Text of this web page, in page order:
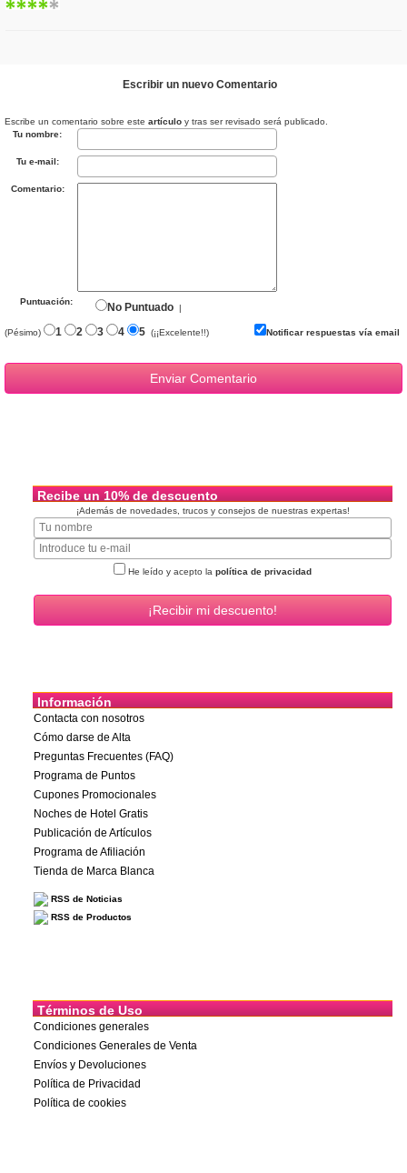
Escribir un nuevo Comentario
Escribe un comentario sobre este artículo y tras ser revisado será publicado.
Tu nombre:
Tu e-mail:
Comentario:
Puntuación: No Puntuado |
(Pésimo) 1 2 3 4 5 (¡¡Excelente!!) Notificar respuestas vía email
Recibe un 10% de descuento
¡Además de novedades, trucos y consejos de nuestras expertas!
He leído y acepto la política de privacidad
Información
Contacta con nosotros
Cómo darse de Alta
Preguntas Frecuentes (FAQ)
Programa de Puntos
Cupones Promocionales
Noches de Hotel Gratis
Publicación de Artículos
Programa de Afiliación
Tienda de Marca Blanca
RSS de Noticias
RSS de Productos
Términos de Uso
Condiciones generales
Condiciones Generales de Venta
Envíos y Devoluciones
Política de Privacidad
Política de cookies